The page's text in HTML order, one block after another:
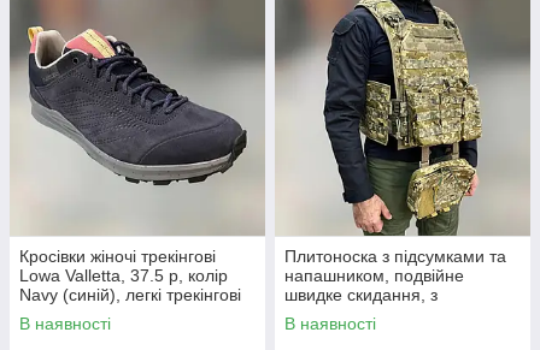
Кросівки жіночі трекінгові
Lowa Valletta, 37.5 р, колір
Navy (синій), легкі трекінгові
черевики
В наявності
Плитоноска з підсумками та
напашником, подвійне
швидке скидання, з
камербандами, Український
Піксель, MOLLE, Cordura
В наявності